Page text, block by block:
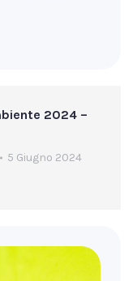
2024 –
5 Giugno 2024